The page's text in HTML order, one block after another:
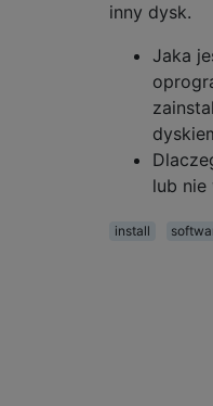
inny dysk.
Jaka
lub nie
install